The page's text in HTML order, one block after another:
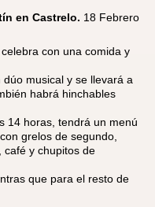
en Castrelo. 18 Febrero
con una comida y
musical y se llevará a
habrá hinchables
14 horas, tendrá un menú
grelos de segundo,
café y chupitos de
que para el resto de